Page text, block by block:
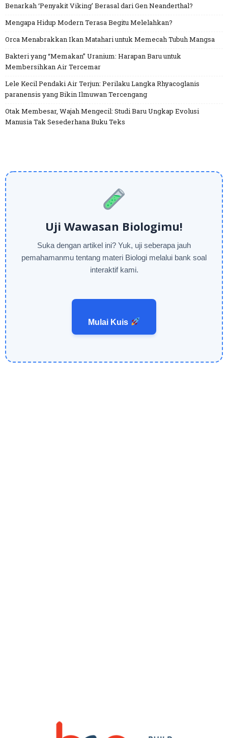
Benarkah ‘Penyakit Viking’ Berasal dari Gen Neanderthal?
Mengapa Hidup Modern Terasa Begitu Melelahkan?
Orca Menabrakkan Ikan Matahari untuk Memecah Tubuh Mangsa
Bakteri yang “Memakan” Uranium: Harapan Baru untuk
Membersihkan Air Tercemar
Lele Kecil Pendaki Air Terjun: Perilaku Langka Rhyacoglanis
paranensis yang Bikin Ilmuwan Tercengang
Otak Membesar, Wajah Mengecil: Studi Baru Ungkap Evolusi
Manusia Tak Sesederhana Buku Teks
Uji Wawasan Biologimu!
Suka dengan artikel ini? Yuk, uji seberapa jauh
pemahamanmu tentang materi Biologi melalui bank soal
interaktif kami.
Mulai Kuis